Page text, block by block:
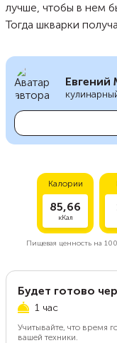
лучше, чтобы в нем
Тогда шкварки
Евгений
Калории
85,66
кКал
Пищевая ценность на 100
Будет готово
1 час
Учитывайте, что время
вашей техники.